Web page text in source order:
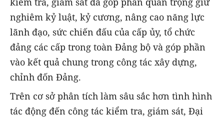
nghiêm kỷ luật, kỷ cương, nâng cao năng lực
lãnh đạo, sức chiến đấu của cấp ủy, tổ chức
đảng các cấp trong toàn Đảng bộ và góp phần
vào kết quả chung trong công tác xây dựng,
chỉnh đốn Đảng.
Trên cơ sở phân tích làm sâu sắc hơn tình hình
tác động đến công tác kiểm tra, giám sát, Đại